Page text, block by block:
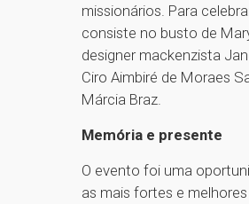
missionários. Para
consiste no busto de
designer mackenzista
Ciro Aimbiré de Moraes
Márcia Braz.
Memória e presente
O evento foi uma
as mais fortes e